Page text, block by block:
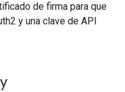
de firma para que
y una clave de API